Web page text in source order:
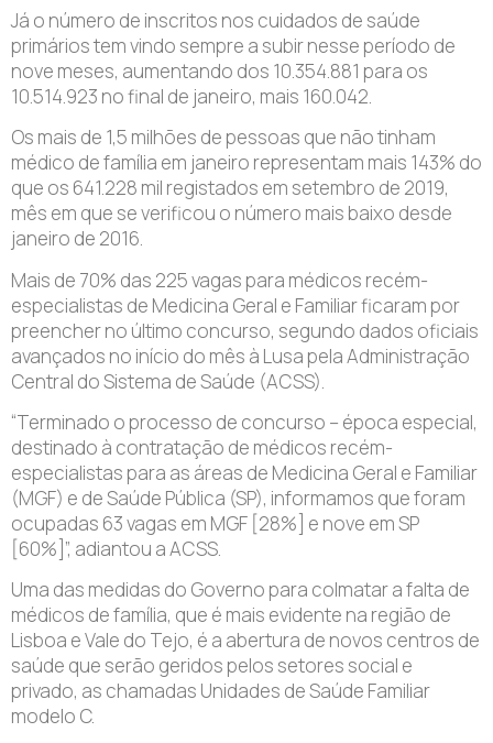
Já o número de inscritos nos cuidados de saúde
primários tem vindo sempre a subir nesse período de
nove meses, aumentando dos 10.354.881 para os
10.514.923 no final de janeiro, mais 160.042.
Os mais de 1,5 milhões de pessoas que não tinham
médico de família em janeiro representam mais 143% do
que os 641.228 mil registados em setembro de 2019,
mês em que se verificou o número mais baixo desde
janeiro de 2016.
Mais de 70% das 225 vagas para médicos recém-
especialistas de Medicina Geral e Familiar ficaram por
preencher no último concurso, segundo dados oficiais
avançados no início do mês à Lusa pela Administração
Central do Sistema de Saúde (ACSS).
“Terminado o processo de concurso – época especial,
destinado à contratação de médicos recém-
especialistas para as áreas de Medicina Geral e Familiar
(MGF) e de Saúde Pública (SP), informamos que foram
ocupadas 63 vagas em MGF [28%] e nove em SP
[60%]”, adiantou a ACSS.
Uma das medidas do Governo para colmatar a falta de
médicos de família, que é mais evidente na região de
Lisboa e Vale do Tejo, é a abertura de novos centros de
saúde que serão geridos pelos setores social e
privado, as chamadas Unidades de Saúde Familiar
modelo C.